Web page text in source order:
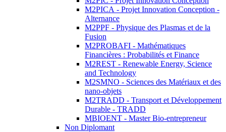
M2PICA - Projet Innovation Conception -
Alternance
M2PPF - Physique des Plasmas et de la
Fusion
M2PROBAFI - Mathématiques
Financières : Probabilités et Finance
M2REST - Renewable Energy, Science
and Technology
M2SMNO - Sciences des Matériaux et des
nano-objets
M2TRADD - Transport et Développement
Durable - TRADD
MBIOENT - Master Bio-entrepreneur
Non Diplomant